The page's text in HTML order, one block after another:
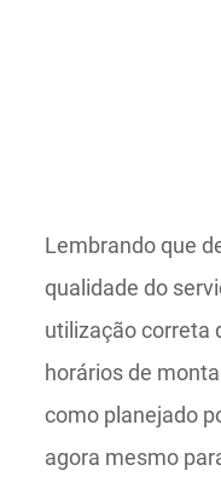
Lembrando que
qualidade do
utilização correta
horários de
como planejado
agora mesmo